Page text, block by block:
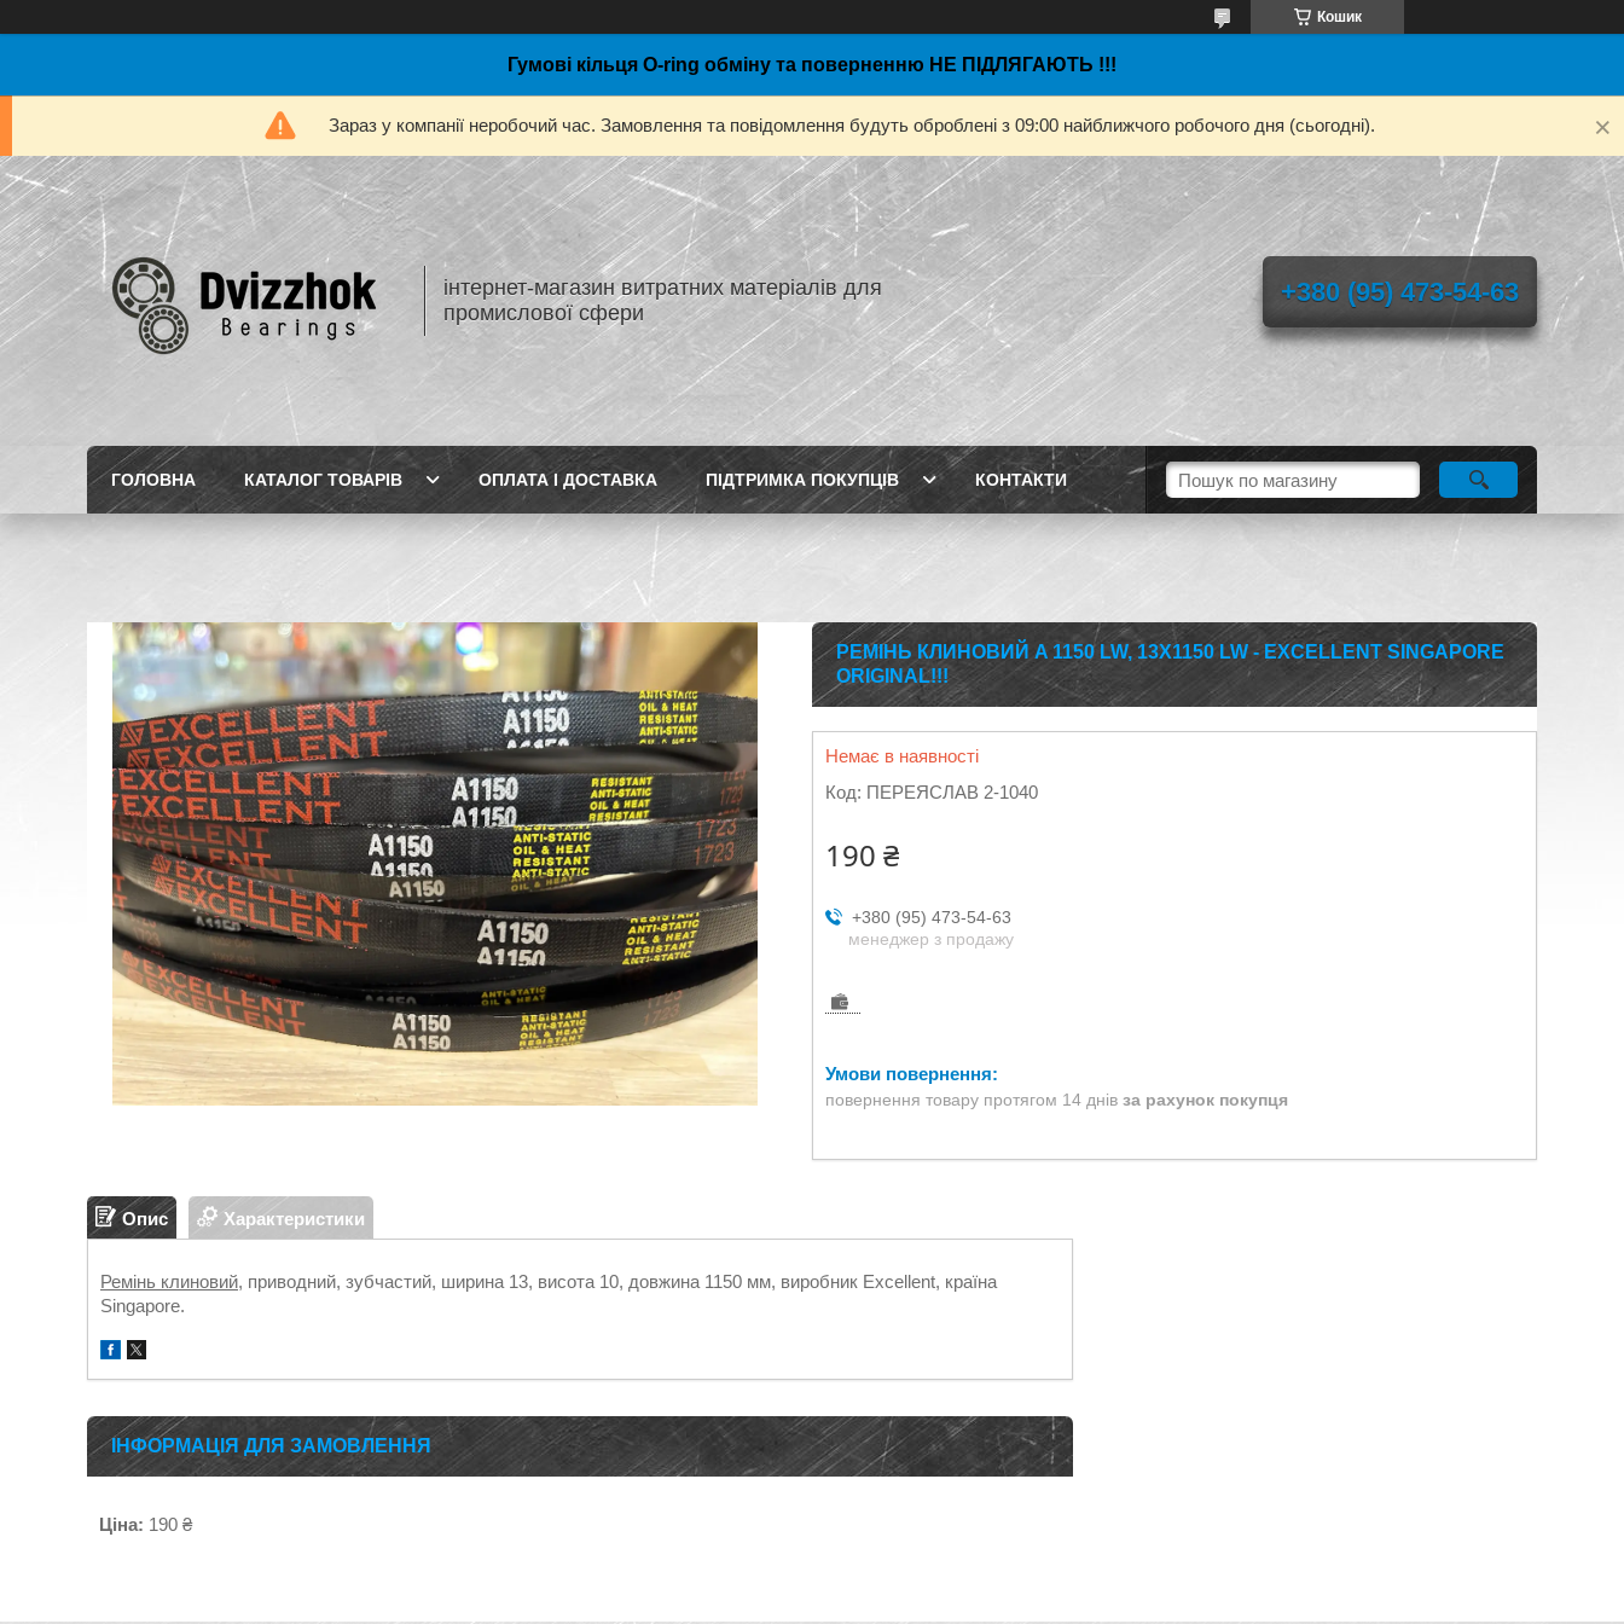
Кошик
Гумові кільця O-ring обміну та поверненню НЕ ПІДЛЯГАЮТЬ !!!
Зараз у компанії неробочий час. Замовлення та повідомлення будуть оброблені з 09:00 найближчого робочого дня (сьогодні).
інтернет-магазин витратних матеріалів для
промислової сфери
+380 (95) 473-54-63
ГОЛОВНА КАТАЛОГ ТОВАРІВ ОПЛАТА І ДОСТАВКА ПІДТРИМКА ПОКУПЦІВ КОНТАКТИ
РЕМІНЬ КЛИНОВИЙ A 1150 LW, 13X1150 LW - EXCELLENT SINGAPORE
ORIGINAL!!!
Немає в наявності
Код: ПЕРЕЯСЛАВ 2-1040
190 ₴
+380 (95) 473-54-63
менеджер з продажу
повернення товару протягом 14 днів за рахунок покупця
Опис Характеристики
Ремінь клиновий, приводний, зубчастий, ширина 13, висота 10, довжина 1150 мм, виробник Excellent, країна
Singapore.
ІНФОРМАЦІЯ ДЛЯ ЗАМОВЛЕННЯ
Ціна: 190 ₴